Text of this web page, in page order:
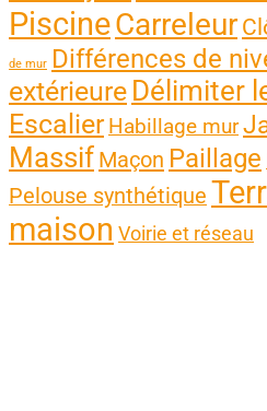
PiscineCarreleur
de mur Différences de
extérieure Délimiter
Escalier Habillage mur
Massif Maçon Paillage
Pelouse synthétique
maison Voirie et réseau